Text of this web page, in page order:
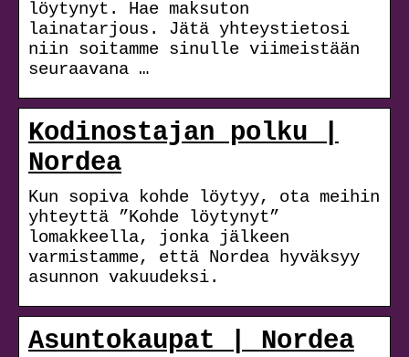
löytynyt. Hae maksuton
lainatarjous. Jätä yhteystietosi
niin soitamme sinulle viimeistään
seuraavana …
Kodinostajan polku |
Nordea
Kun sopiva kohde löytyy, ota meihin
yhteyttä ”Kohde löytynyt”
lomakkeella, jonka jälkeen
varmistamme, että Nordea hyväksyy
asunnon vakuudeksi.
Asuntokaupat | Nordea